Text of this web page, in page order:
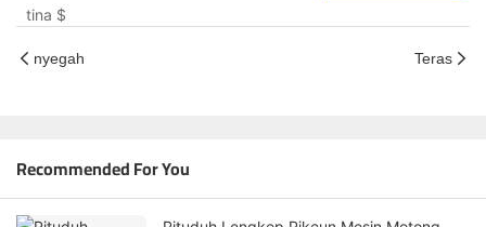
tina $
nyegah Teras
Recommended For You